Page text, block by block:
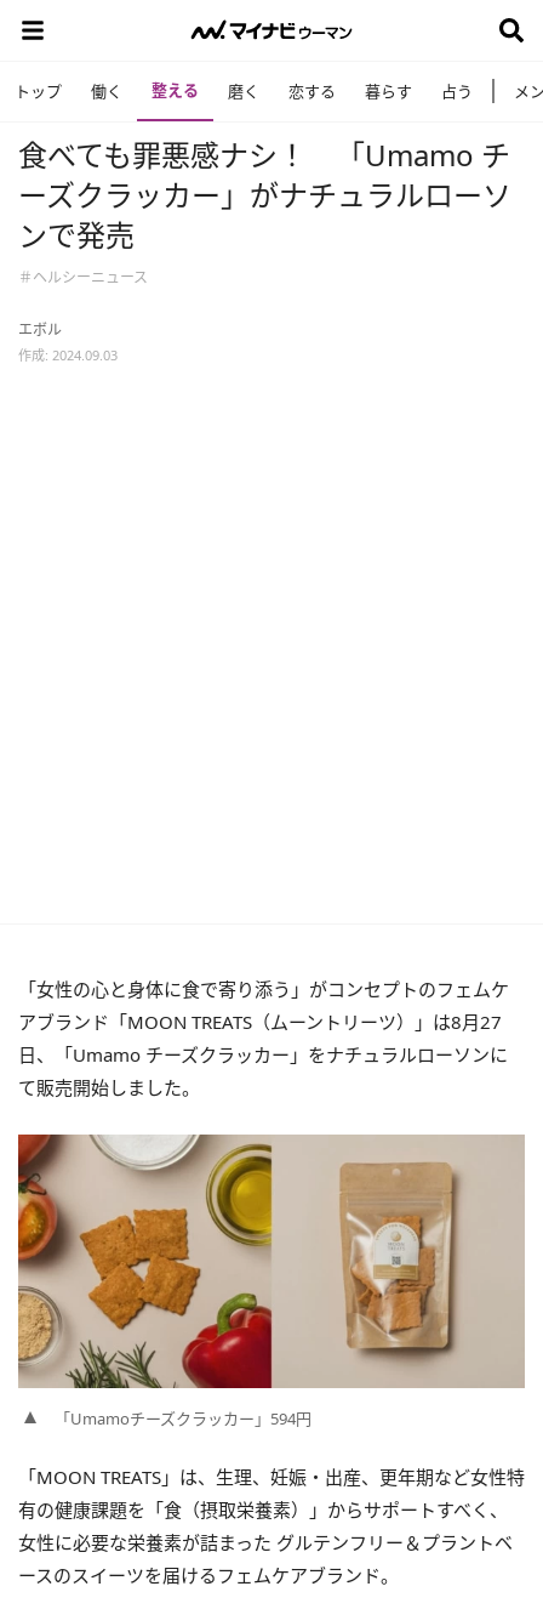
トップ 働く 整える 磨く 恋する 暮らす 占う メ
食べても罪悪感ナシ！ 「Umamo チ
ーズクラッカー」がナチュラルローソ
ンで発売
＃ヘルシーニュース
エボル
作成: 2024.09.03
「女性の心と身体に食で寄り添う」がコンセプトのフェムケ
アブランド「MOON TREATS（ムーントリーツ）」は8月27
日、「Umamo チーズクラッカー」をナチュラルローソンに
て販売開始しました。
「Umamoチーズクラッカー」594円
「MOON TREATS」は、生理、妊娠・出産、更年期など女性特
有の健康課題を「食（摂取栄養素）」からサポートすべく、
女性に必要な栄養素が詰まった グルテンフリー＆プラントベ
ースのスイーツを届けるフェムケアブランド。